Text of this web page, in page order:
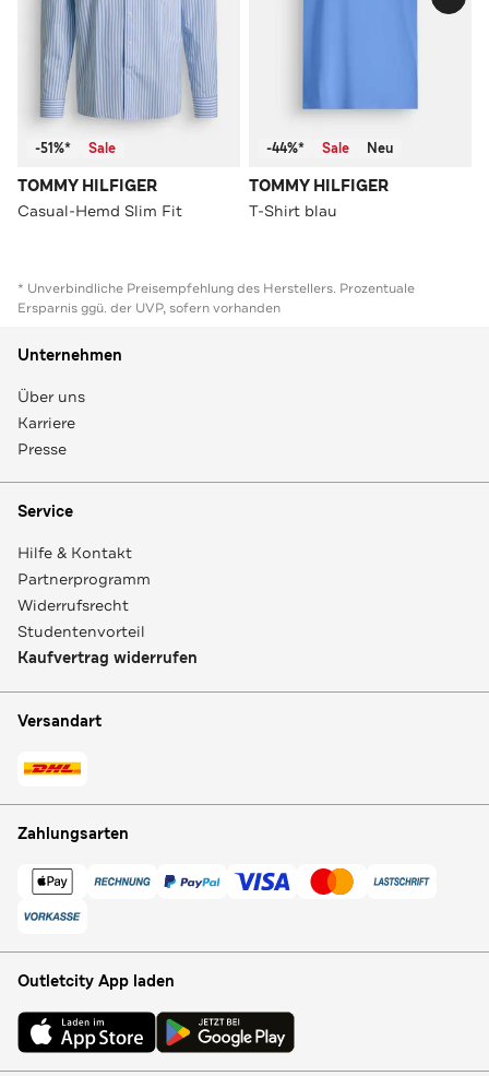
-51%* Sale
TOMMY HILFIGER
Casual-Hemd Slim Fit
-44%* Sale Neu
TOMMY HILFIGER
T-Shirt blau
* Unverbindliche Preisempfehlung des Herstellers. Prozentuale
Ersparnis ggü. der UVP, sofern vorhanden
Unternehmen
Über uns
Karriere
Presse
Service
Hilfe & Kontakt
Partnerprogramm
Widerrufsrecht
Studentenvorteil
Kaufvertrag widerrufen
Versandart
Zahlungsarten
Outletcity App laden